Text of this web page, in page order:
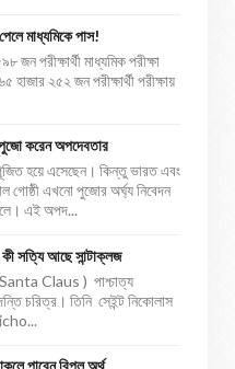
মাধ্যমিকে পাস!
জন পরীক্ষার্থী মাধ্যমিক পরীক্ষা
হাজার ২৫২ জন পরীক্ষার্থী পরীক্ষায়
করেন অপদেবতার
হয়ে এসেছেন। কিন্তু ভারত এবং
গোষ্ঠী এখনো পুজোর অর্ঘ্য নিবেদন
এই অপদ...
সত্যি আছে সান্টাক্লজ
Santa Claus ) পাশ্চাত্য
চরিত্র। তিনি সেইন্ট নিকোলাস